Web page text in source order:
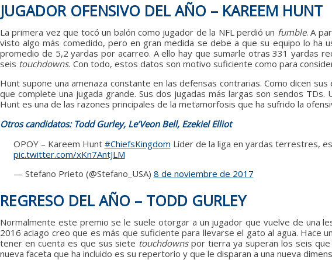
JUGADOR OFENSIVO DEL AÑO – KAREEM HUNT
La primera vez que tocó un balón como jugador de la NFL perdió un fumble. A
visto algo más comedido, pero en gran medida se debe a que su equipo lo ha
promedio de 5,2 yardas por acarreo. A ello hay que sumarle otras 331 yardas
seis touchdowns. Con todo, estos datos son motivo suficiente como para
Hunt supone una amenaza constante en las defensas contrarias. Como dicen
que complete una jugada grande. Sus dos jugadas más largas son sendos
Hunt es una de las razones principales de la metamorfosis que ha sufrido la
Otros candidatos: Todd Gurley, Le’Veon Bell, Ezekiel Elliot
OPOY – Kareem Hunt #ChiefsKingdom Líder de la liga en yardas terrestres,
pic.twitter.com/xKn7AntJLM
— Stefano Prieto (@Stefano_USA) 8 de noviembre de 2017
REGRESO DEL AÑO – TODD GURLEY
Normalmente este premio se le suele otorgar a un jugador que vuelve de una
2016 aciago creo que es más que suficiente para llevarse el gato al agua.
tener en cuenta es que sus siete touchdownspor tierra ya superan los seis que
nueva faceta que ha incluido es su repertorio y que le disparan a una nueva